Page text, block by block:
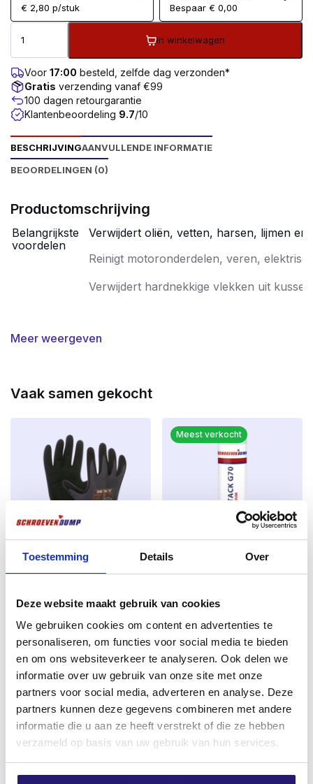
Toestemming Details Over
Deze website maakt gebruik van cookies
We gebruiken cookies om content en advertenties te
personaliseren, om functies voor social media te bieden
en om ons websiteverkeer te analyseren. Ook delen we
informatie over uw gebruik van onze site met onze
partners voor social media, adverteren en analyse. Deze
partners kunnen deze gegevens combineren met andere
informatie die u aan ze heeft verstrekt of die ze hebben
verzameld op basis van uw gebruik van hun services.
€ 2,80 p/stuk Bespaar€ 0,00
In winkelwagen
Voor 17:00 besteld, zelfde dag verzonden*
Gratis verzending vanaf €99
100 dagen retourgarantie
Klantenbeoordeling 9.7/10
BESCHRIJVINGAANVULLENDE INFORMATIE
BEOORDELINGEN (0)
Productomschrijving
Belangrijkste
voordelen
Verwijdert oliën, vetten, harsen, lijmen
Reinigt motoronderdelen, veren,
Verwijdert hardnekkige vlekken uit
Applicaties
Een universele reiniger is een veelzijdig
Meer weergeven
Vaak samen gekocht
Allround werkhandschoenen
€2,39
excl. BTW:€1,98
Meest verkocht
professionele High tack/lijmkit
€5,50Oorspronkelijke
prijs
was:
€ 5,50.
€4,80
prijs
is:
€ 4,80.
excl. BTW:€3,97
Op voorraad